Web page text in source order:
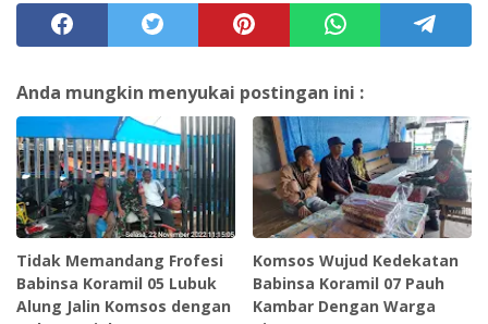
Anda mungkin menyukai postingan ini :
Tidak Memandang Frofesi
Babinsa Koramil 05 Lubuk
Alung Jalin Komsos dengan
Komsos Wujud Kedekatan
Babinsa Koramil 07 Pauh
Kambar Dengan Warga